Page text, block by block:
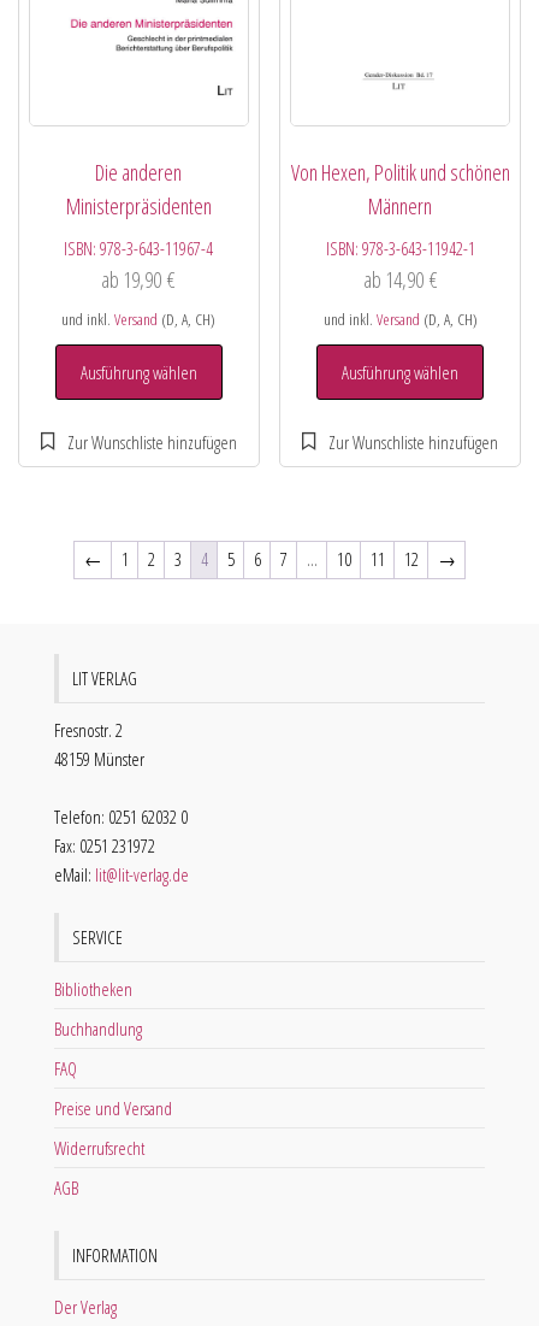
Die anderen
Ministerpräsidenten
ISBN:978-3-643-11967-4
ab 19,90€
und inkl.Versand (D, A, CH)
Ausführung wählen
Von Hexen, Politik und schönen
Männern
ISBN: 978-3-643-11942-1
ab 14,90 €
und inkl. Versand (D, A, CH)
Ausführung wählen
← 1 2 3 4 5 6 7 … 10 11 12 →
LIT VERLAG
Fresnostr. 2
48159 Münster
Telefon: 0251 62032 0
Fax: 0251 231972
eMail: lit@lit-verlag.de
SERVICE
Bibliotheken
Buchhandlung
FAQ
Preise und Versand
Widerrufsrecht
AGB
INFORMATION
Der Verlag